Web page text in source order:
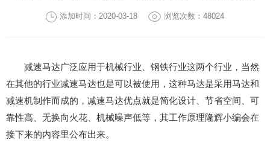
添加时间：2020-03-18 浏览次数：48024
减速马达广泛应用于机械行业、钢铁行业这两个行业，当然
在其他的行业减速马达也是可以被使用，这种马达是采用马达和
减速机制作而成的，减速马达优点就是简化设计、节省空间、可
靠性高、无换向火花、机械噪声低等，其工作原理隆辉小编会在
接下来的内容里公布出来。